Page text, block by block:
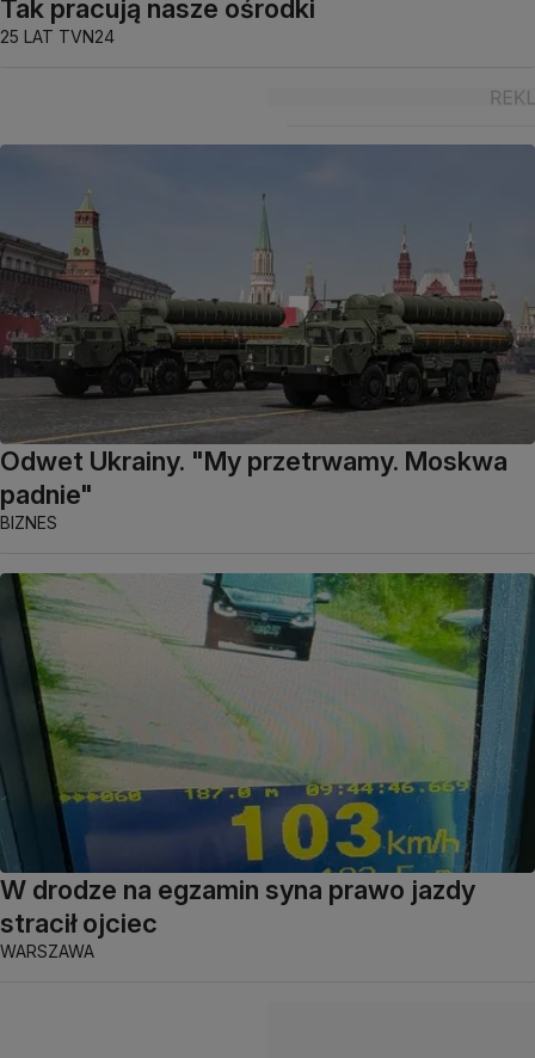
Tak pracują nasze ośrodki
25 LAT TVN24
Odwet Ukrainy. "My przetrwamy. Moskwa
padnie"
BIZNES
W drodze na egzamin syna prawo jazdy
stracił ojciec
WARSZAWA